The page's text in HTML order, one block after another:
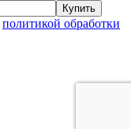
Купить
политикой обработки